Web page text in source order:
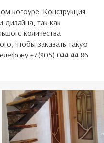
косоуре. Конструкция
дизайна, так как
количества
чтобы заказать такую
+7(905) 044 44 86